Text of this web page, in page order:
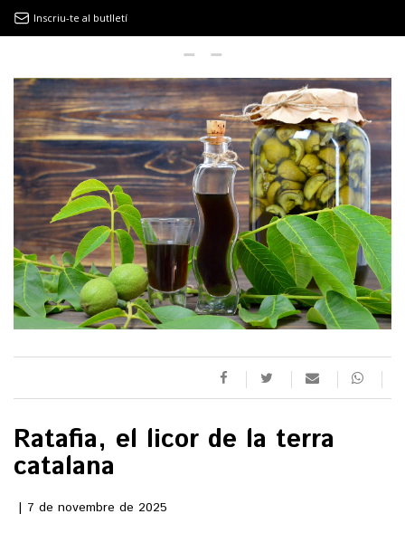
9MAGAZÍN
EL CLÀSSIC | ALBERT PLA
“LA VIDA ÉS COM LA MAR: SEMPRE BUSCA L’EQUILIBRI”
NOVETATS DISCOGRÀFIQUES
EL CLÀSSIC | ELS 3 TAMBORS
TEMÀTIQUES
()
Inscriu-te al butlletí
Ratafia, el licor de la terra
catalana
7 de novembre de 2025